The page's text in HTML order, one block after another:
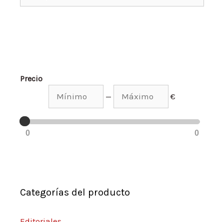
Precio
— €
0 0
Categorías del producto